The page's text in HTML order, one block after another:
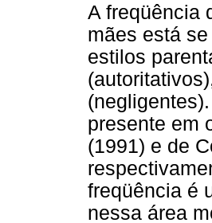
A freqüência
mães está
estilos
presente em
(1991) e de
freqüência é
nessa área